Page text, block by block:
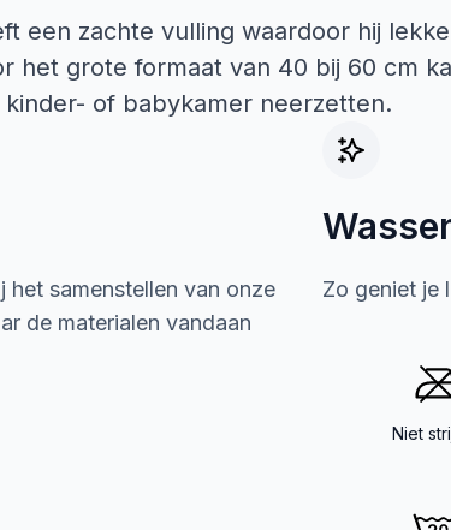
een zachte vulling waardoor hij
het grote formaat van 40 bij 60 cm
of babykamer neerzetten.
het samenstellen van onze
de materialen vandaan
Zo geniet je
Niet